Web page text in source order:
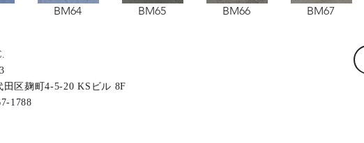
BM64 BM65 BM66 BM67
田区麹町4-5-20 KSビル 8F
1788